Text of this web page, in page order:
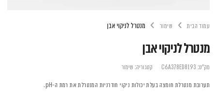
עמוד הבית שימור מנטרל לניקוי אבן
מנטרל לניקוי אבן
מק"ט: C6A378ED8193 קטגוריה: שימור
תערובת מנטרלת חומצה בעלת יכולות ניקוי חודרניות המנטרלת את רמת ה-pH.